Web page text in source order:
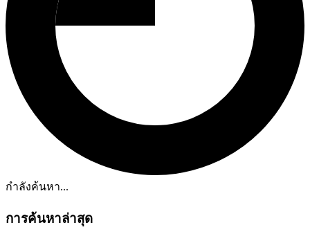
กำลังค้นหา...
การค้นหาล่าสุด